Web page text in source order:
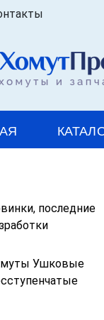
последние
Ушковые